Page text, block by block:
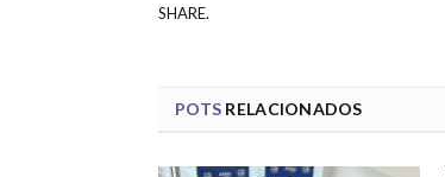
SHARE.
POTS RELACIONADOS